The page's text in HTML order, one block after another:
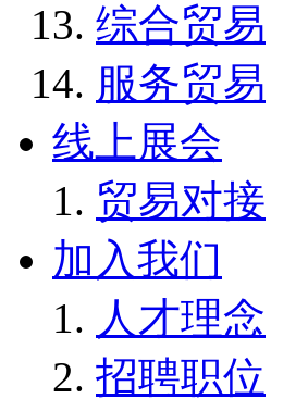
综合贸易
服务贸易
线上展会
贸易对接
加入我们
人才理念
招聘职位